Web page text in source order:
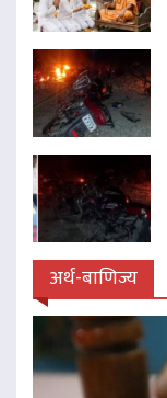
अर्थ-बाणिज्य